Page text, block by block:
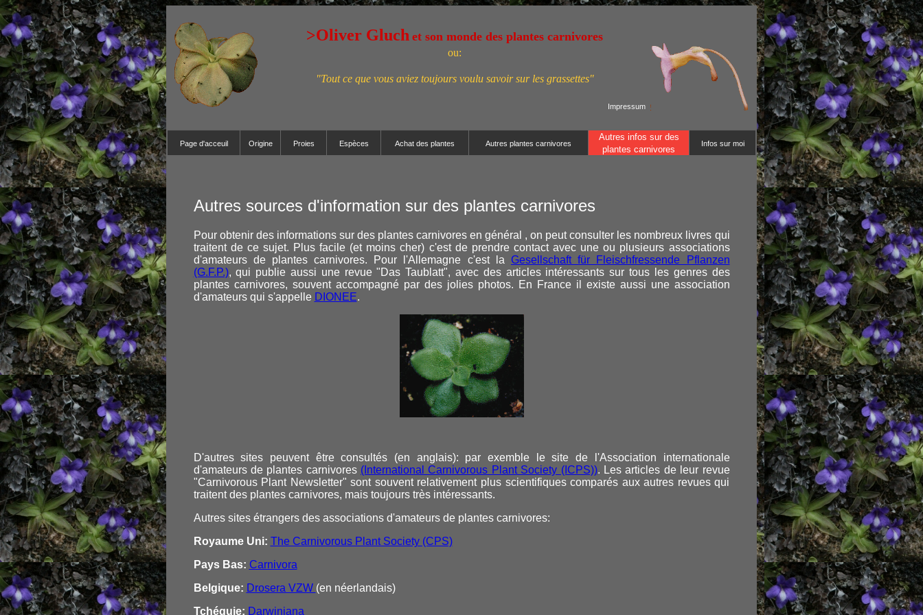
>Oliver Gluch et son monde des plantes carnivores
ou:
"Tout ce que vous aviez toujours voulu savoir sur les grassettes"
Impressum
Page d'acceuil Origine Proies Espèces Achat des plantes Autres plantes carnivores
Autres infos sur des
plantes carnivores
Infos sur moi
Autres sources d'information sur des plantes carnivores
Pour obtenir des informations sur des plantes carnivores en général , on peut consulter les nombreux livres qui
traitent de ce sujet. Plus facile (et moins cher) c'est de prendre contact avec une ou plusieurs associations
d'amateurs de plantes carnivores. Pour l'Allemagne c'est la Gesellschaft für Fleischfressende Pflanzen
(G.F.P.), qui publie aussi une revue "Das Taublatt", avec des articles intéressants sur tous les genres des
plantes carnivores, souvent accompagné par des jolies photos. En France il existe aussi une association
d'amateurs qui s'appelle DIONEE.
D'autres sites peuvent être consultés (en anglais): par exemble le site de l'Association internationale
d'amateurs de plantes carnivores (International Carnivorous Plant Society (ICPS)). Les articles de leur revue
"Carnivorous Plant Newsletter" sont souvent relativement plus scientifiques comparés aux autres revues qui
traitent des plantes carnivores, mais toujours très intéressants.
Autres sites étrangers des associations d'amateurs de plantes carnivores:
Royaume Uni: The Carnivorous Plant Society (CPS)
Pays Bas: Carnivora
Belgique: Drosera VZW (en néerlandais)
Tchéquie: Darwiniana